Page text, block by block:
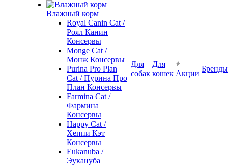
Влажный корм
Royal Canin Cat /
Роял Канин
Консервы
Monge Cat /
Монж Консервы
Purina Pro Plan
Cat / Пурина Про
План Консервы
Farmina Cat /
Фармина
Консервы
Happy Cat /
Хеппи Кэт
Консервы
Eukanuba /
Эукануба
Для
собак
Для
кошек Акции
Бренды